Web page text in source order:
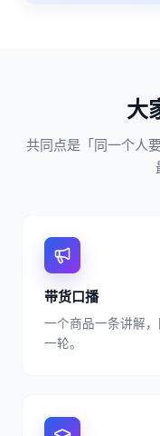
大
共同点是「同一个人
带货口播
一个商品一条讲解
一轮。